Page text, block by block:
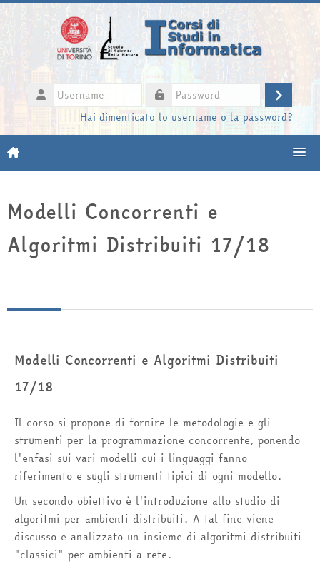
Vai al contenuto principale
Username
Login
Hai dimenticato lo username o la password?
HelpDesk
Cerca
Modelli Concorrenti e
Algoritmi Distribuiti 17/18
Modelli Concorrenti e Algoritmi Distribuiti
17/18
Il corso si propone di fornire le metodologie e gli
strumenti per la programmazione concorrente, ponendo
l'enfasi sui vari modelli cui i linguaggi fanno
riferimento e sugli strumenti tipici di ogni modello.
Un secondo obiettivo è l'introduzione allo studio di
algoritmi per ambienti distribuiti. A tal fine viene
discusso e analizzato un insieme di algoritmi distribuiti
"classici" per ambienti a rete.